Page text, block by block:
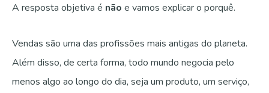
A resposta objetiva é não e vamos explicar o porquê.
Vendas são uma das profissões mais antigas do planeta.
Além disso, de certa forma, todo mundo negocia pelo
menos algo ao longo do dia, seja um produto, um serviço,